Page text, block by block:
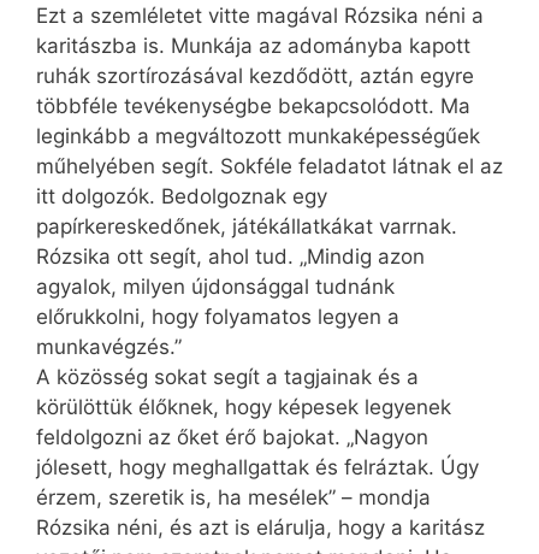
Ezt a szemléletet vitte magával Rózsika néni a
karitászba is. Munkája az adományba kapott
ruhák szortírozásával kezdődött, aztán egyre
többféle tevékenységbe bekapcsolódott. Ma
leginkább a megváltozott munkaképességűek
műhelyében segít. Sokféle feladatot látnak el az
itt dolgozók. Bedolgoznak egy
papírkereskedőnek, játékállatkákat varrnak.
Rózsika ott segít, ahol tud. „Mindig azon
agyalok, milyen újdonsággal tudnánk
előrukkolni, hogy folyamatos legyen a
munkavégzés.”
A közösség sokat segít a tagjainak és a
körülöttük élőknek, hogy képesek legyenek
feldolgozni az őket érő bajokat. „Nagyon
jólesett, hogy meghallgattak és felráztak. Úgy
érzem, szeretik is, ha mesélek” – mondja
Rózsika néni, és azt is elárulja, hogy a karitász